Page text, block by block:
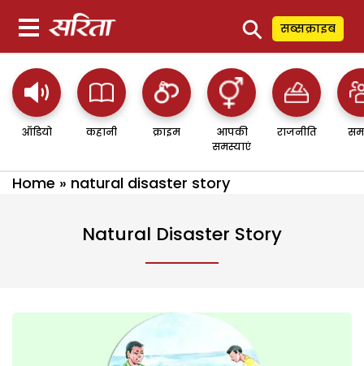
⚲ सब्सक्राइब
ऑडियो कहानी क्राइम
आपकी
समस्याएं
राजनीति
Home » natural disaster story
Natural Disaster Story